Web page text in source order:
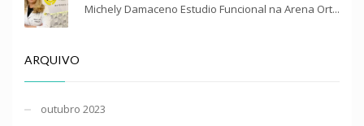
Michely Damaceno Estudio Funcional na Arena Ort...
ARQUIVO
outubro 2023